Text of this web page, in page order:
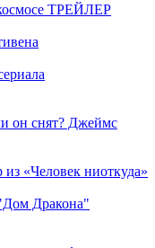
ТРЕЙЛЕР
он снят? Джеймс
«Человек ниоткуда»
Дракона"